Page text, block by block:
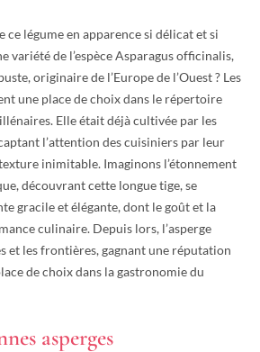
légume en apparence si délicat et si
variété de l’espèce Asparagus officinalis,
originaire de l’Europe de l’Ouest ? Les
une place de choix dans le répertoire
Elle était déjà cultivée par les
l’attention des cuisiniers par leur
inimitable. Imaginons l’étonnement
découvrant cette longue tige, se
gracile et élégante, dont le goût et la
culinaire. Depuis lors, l’asperge
et les frontières, gagnant une réputation
de choix dans la gastronomie du
asperges